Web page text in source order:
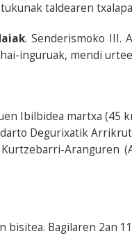
taldearen
. Senderismoko III.
inguruak, mendi
Ibilbidea martxa (45
Degurixatik
Aranguren
bisitea. Bagilaren 2an